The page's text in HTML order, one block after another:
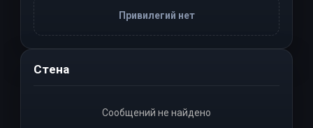
Привилегий нет
Стена
Сообщений не найдено